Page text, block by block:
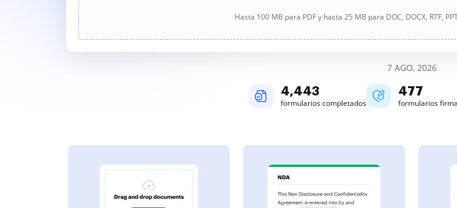
Hasta 100 MB para PDF y hasta 25 MB para DOC, DOCX, RTF, PPT,
7 AGO, 2026
4,443
formularios completados
477
formularios